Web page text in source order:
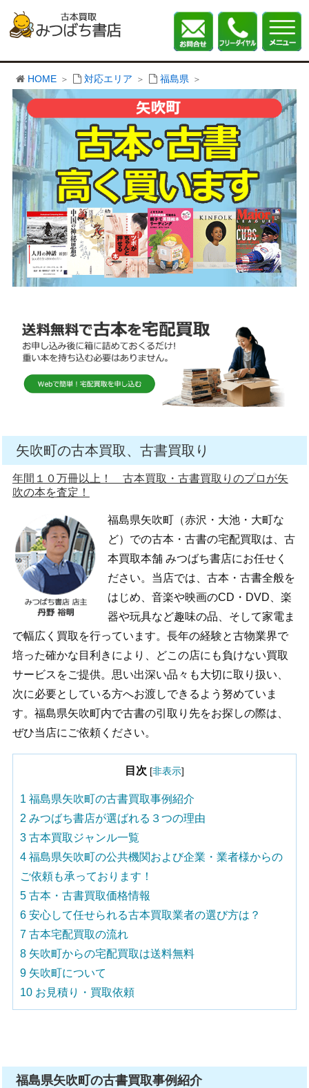
HOME 対応エリア 福島県
矢吹町の古本買取、古書買取り
年間１０万冊以上！ 古本買取・古書買取りのプロが矢
吹の本を査定！
福島県矢吹町（赤沢・大池・大町な
ど）での古本・古書の宅配買取は、古
本買取本舗 みつばち書店にお任せく
ださい。当店では、古本・古書全般を
はじめ、音楽や映画のCD・DVD、楽
器や玩具など趣味の品、そして家電ま
で幅広く買取を行っています。長年の経験と古物業界で
培った確かな目利きにより、どこの店にも負けない買取
サービスをご提供。思い出深い品々も大切に取り扱い、
次に必要としている方へお渡しできるよう努めていま
す。福島県矢吹町内で古書の引取り先をお探しの際は、
ぜひ当店にご依頼ください。
目次 [非表示]
1 福島県矢吹町の古書買取事例紹介
2 みつばち書店が選ばれる３つの理由
3 古本買取ジャンル一覧
4 福島県矢吹町の公共機関および企業・業者様からの
ご依頼も承っております！
5 古本・古書買取価格情報
6 安心して任せられる古本買取業者の選び方は？
7 古本宅配買取の流れ
8 矢吹町からの宅配買取は送料無料
9 矢吹町について
10 お見積り・買取依頼
福島県矢吹町の古書買取事例紹介